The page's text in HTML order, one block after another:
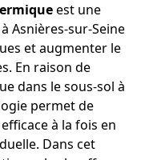
est une
Asnières-sur-Seine
et augmenter le
En raison de
dans le sous-sol à
permet de
à la fois en
Dans cet